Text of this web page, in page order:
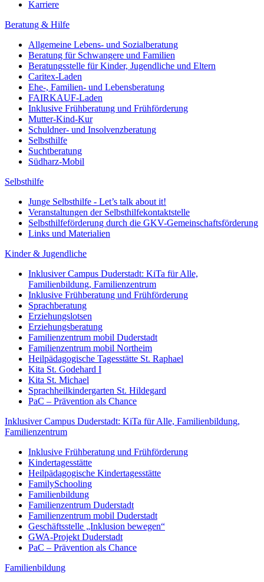
Karriere
Beratung & Hilfe
Allgemeine Lebens- und Sozialberatung
Beratung für Schwangere und Familien
Beratungsstelle für Kinder, Jugendliche und Eltern
Caritex-Laden
Ehe-, Familien- und Lebensberatung
FAIRKAUF-Laden
Inklusive Frühberatung und Frühförderung
Mutter-Kind-Kur
Schuldner- und Insolvenzberatung
Selbsthilfe
Suchtberatung
Südharz-Mobil
Selbsthilfe
Junge Selbsthilfe - Let’s talk about it!
Veranstaltungen der Selbsthilfekontaktstelle
Selbsthilfeförderung durch die GKV-Gemeinschaftsförderung
Links und Materialien
Kinder & Jugendliche
Inklusiver Campus Duderstadt: KiTa für Alle,
Familienbildung, Familienzentrum
Inklusive Frühberatung und Frühförderung
Sprachberatung
Erziehungslotsen
Erziehungsberatung
Familienzentrum mobil Duderstadt
Familienzentrum mobil Northeim
Heilpädagogische Tagesstätte St. Raphael
Kita St. Godehard I
Kita St. Michael
Sprachheilkindergarten St. Hildegard
PaC – Prävention als Chance
Inklusiver Campus Duderstadt: KiTa für Alle, Familienbildung,
Familienzentrum
Inklusive Frühberatung und Frühförderung
Kindertagesstätte
Heilpädagogische Kindertagesstätte
FamilySchooling
Familienbildung
Familienzentrum Duderstadt
Familienzentrum mobil Duderstadt
Geschäftsstelle „Inklusion bewegen“
GWA-Projekt Duderstadt
PaC – Prävention als Chance
Familienbildung